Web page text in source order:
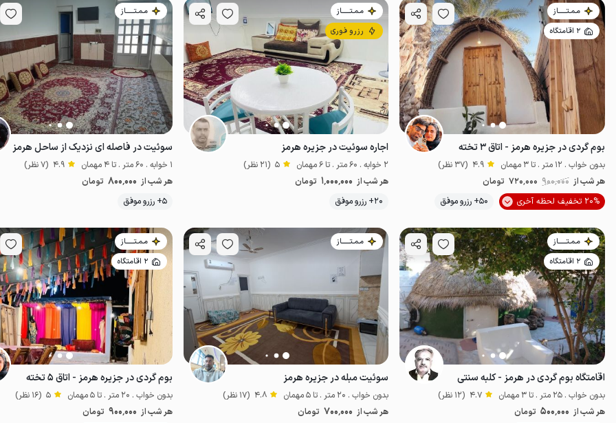
مـمـتــــــاز
2 اقامتگاه
بوم گردی در جزیره هرمز - اتاق ۳ تخته
بدون خواب . 12 متر . تا 3 مهمان 4.9 (37 نظر)
هر شب از 900٬000 720٬000 تومان
20% تخفیف لحظه آخری
50+ رزرو موفق اقتصادی موقعیت در نقشه
مـمـتــــــاز
رزرو فوری
اجاره سوئیت در جزیره هرمز
2 خوابه . 60 متر . تا 6 مهمان 5 (21 نظر)
هر شب از 1٬000٬000 تومان
20+ رزرو موفق
اقتصادی
مـمـتــــــاز
سوئیت در فاصله ای نزدیک از ساحل هرمز
1 خوابه . 60 متر . تا 4 مهمان 4.9 (7 نظر)
هر شب از 800٬000 تومان
5+ رزرو موفق
مـمـتــــــاز
2 اقامتگاه
اقامتگاه بوم گردی در هرمز - کلبه سنتی
بدون خواب . 25 متر . تا 3 مهمان 4.7 (12 نظر)
هر شب از 500٬000 تومان
مـمـتــــــاز
سوئیت مبله در جزیره هرمز
بدون خواب . 20 متر . تا 5 مهمان 4.8 (17 نظر)
هر شب از 700٬000 تومان
مـمـتــــــاز
2 اقامتگاه
بوم گردی در جزیره هرمز - اتاق ۵ تخته
بدون خواب . 20 متر . تا 5 مهمان 5 (16 نظر)
هر شب از 900٬000 تومان